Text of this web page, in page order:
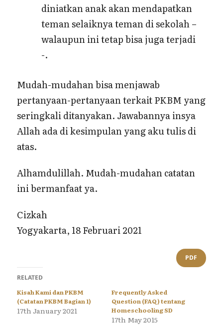
diniatkan anak akan mendapatkan
teman selaiknya teman di sekolah –
walaupun ini tetap bisa juga terjadi
-.
Mudah-mudahan bisa menjawab
pertanyaan-pertanyaan terkait PKBM yang
seringkali ditanyakan. Jawabannya insya
Allah ada di kesimpulan yang aku tulis di
atas.
Alhamdulillah. Mudah-mudahan catatan
ini bermanfaat ya.
Cizkah
Yogyakarta, 18 Februari 2021
PDF
RELATED
Kisah Kami dan PKBM
(Catatan PKBM Bagian 1)
17th January 2021
Frequently Asked
Question (FAQ) tentang
Homeschooling SD
17th May 2015